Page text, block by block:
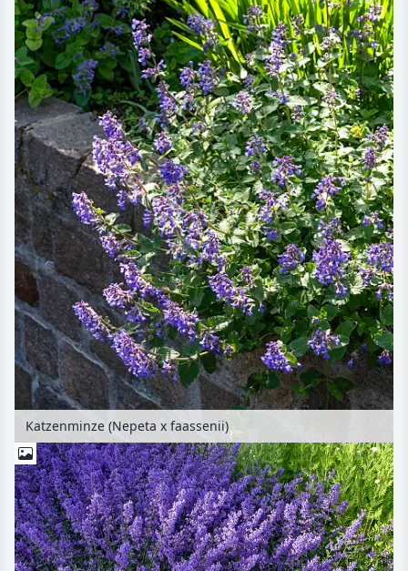
Katzenminze (Nepeta x faassenii)